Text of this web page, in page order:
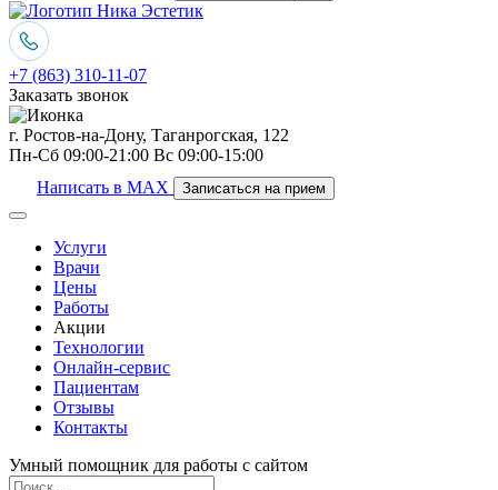
+7 (863) 310-11-07
Заказать звонок
г. Ростов-на-Дону, Таганрогская, 122
Пн-Сб 09:00-21:00 Вс 09:00-15:00
Написать в MAX
Записаться на прием
Услуги
Врачи
Цены
Работы
Акции
Технологии
Онлайн-сервис
Пациентам
Отзывы
Контакты
Умный помощник для работы с сайтом